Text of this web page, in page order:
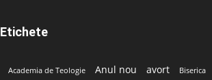
Etichete
Academia de Teologie Anul nou avort Biserica